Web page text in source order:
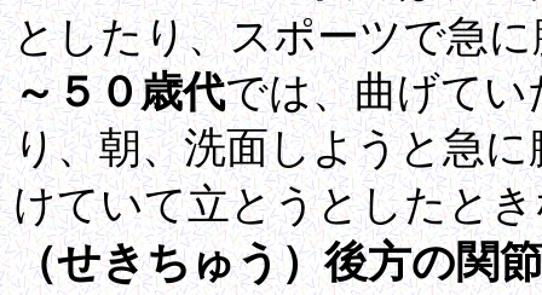
としたり、スポーツで急
～５０歳代では、曲げて
り、朝、洗面しようと急
けていて立とうとしたと
（せきちゅう）後方の関